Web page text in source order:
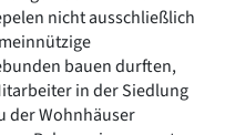
nicht ausschließlich
bauen durften,
in der Siedlung
der Wohnhäuser